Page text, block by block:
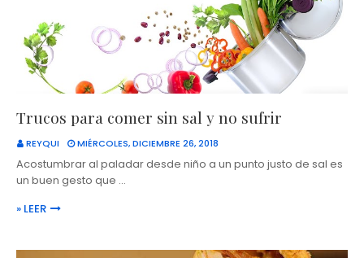
Trucos para comer sin sal y no sufrir
REYQUI MIÉRCOLES, DICIEMBRE 26, 2018
Acostumbrar al paladar desde niño a un punto justo de sal es
un buen gesto que …
» LEER